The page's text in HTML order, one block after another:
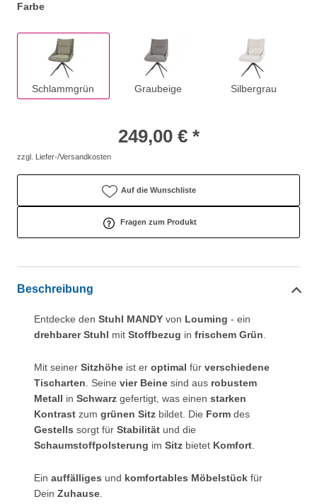
Farbe
Schlammgrün Graubeige Silbergrau
249,00 € *
zzgl. Liefer-/Versandkosten
Auf die Wunschliste
Fragen zum Produkt
Beschreibung
Entdecke den Stuhl MANDY von Louming - ein
drehbarer Stuhl mit Stoffbezug in frischem Grün
Mit seiner Sitzhöhe ist er optimal für verschiedene
Tischarten . Seine vier Beine sind aus robustem
Metall in Schwarz gefertigt, was einen starken
Kontrast zum grünen Sitz bildet. Die Form des
Gestells sorgt für Stabilität und die
Schaumstoffpolsterung im Sitz bietet Komfort
Ein auffälliges und komfortables Möbelstück für
Dein Zuhause